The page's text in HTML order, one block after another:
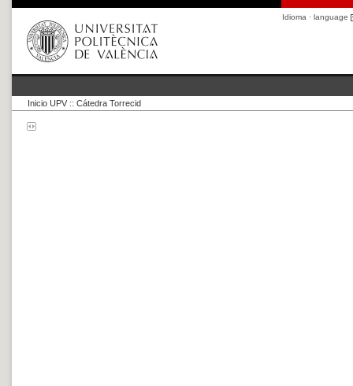
Idioma · language
Inicio UPV :: Cátedra Torrecid